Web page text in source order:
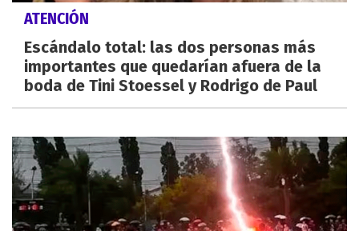
ATENCIÓN
Escándalo total: las dos personas más
importantes que quedarían afuera de la
boda de Tini Stoessel y Rodrigo de Paul